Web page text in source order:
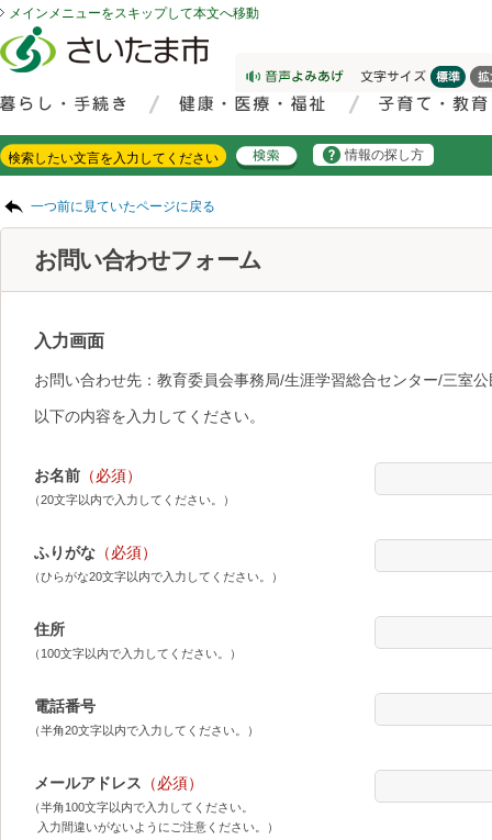
メインメニューをスキップして本文へ移動
情報の探し方
一つ前に見ていたページに戻る
お問い合わせフォーム
入力画面
お問い合わせ先：教育委員会事務局/生涯学習総合センター/三室公
以下の内容を入力してください。
お名前 （必須）
（20文字以内で入力してください。）
ふりがな （必須）
（ひらがな20文字以内で入力してください。）
住所
（100文字以内で入力してください。）
電話番号
（半角20文字以内で入力してください。）
メールアドレス （必須）
（半角100文字以内で入力してください。
入力間違いがないようにご注意ください。）